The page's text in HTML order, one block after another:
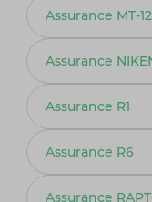
Assurance MT-
Assurance
Assurance R1
Assurance R6
Assurance